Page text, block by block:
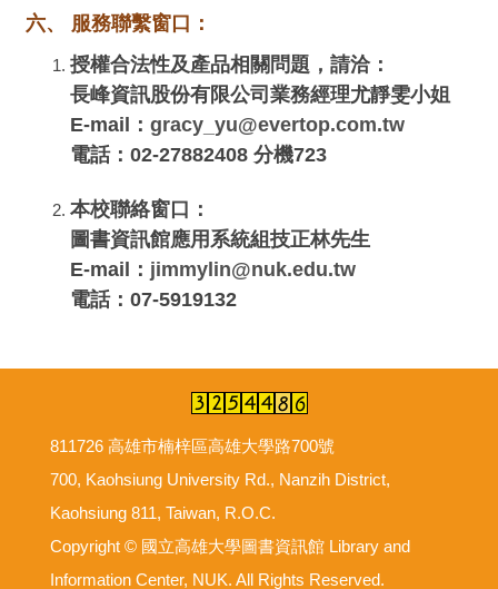
六、 服務聯繫窗口：
授權合法性及產品相關問題，請洽：
長峰資訊股份有限公司業務經理尤靜雯小姐
E-mail： gracy_yu@evertop.com.tw
電話：02-27882408 分機723
本校聯絡窗口：
圖書資訊館應用系統組技正林先生
E-mail： jimmylin@nuk.edu.tw
電話：07-5919132
811726 高雄市楠梓區高雄大學路700號
700, Kaohsiung University Rd., Nanzih District,
Kaohsiung 811, Taiwan, R.O.C.
Copyright © 國立高雄大學圖書資訊館 Library and
Information Center, NUK. All Rights Reserved.